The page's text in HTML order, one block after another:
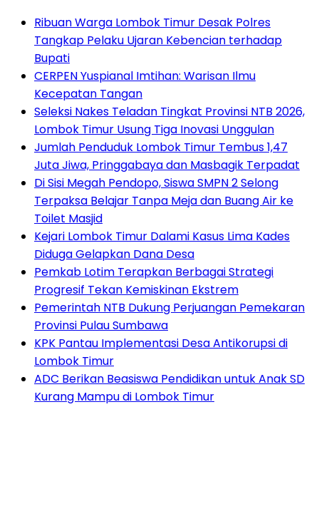
Ribuan Warga Lombok Timur Desak Polres
Tangkap Pelaku Ujaran Kebencian terhadap
Bupati
CERPEN Yuspianal Imtihan: Warisan Ilmu
Kecepatan Tangan
Seleksi Nakes Teladan Tingkat Provinsi NTB 2026,
Lombok Timur Usung Tiga Inovasi Unggulan
Jumlah Penduduk Lombok Timur Tembus 1,47
Juta Jiwa, Pringgabaya dan Masbagik Terpadat
Di Sisi Megah Pendopo, Siswa SMPN 2 Selong
Terpaksa Belajar Tanpa Meja dan Buang Air ke
Toilet Masjid
Kejari Lombok Timur Dalami Kasus Lima Kades
Diduga Gelapkan Dana Desa
Pemkab Lotim Terapkan Berbagai Strategi
Progresif Tekan Kemiskinan Ekstrem
Pemerintah NTB Dukung Perjuangan Pemekaran
Provinsi Pulau Sumbawa
KPK Pantau Implementasi Desa Antikorupsi di
Lombok Timur
ADC Berikan Beasiswa Pendidikan untuk Anak SD
Kurang Mampu di Lombok Timur